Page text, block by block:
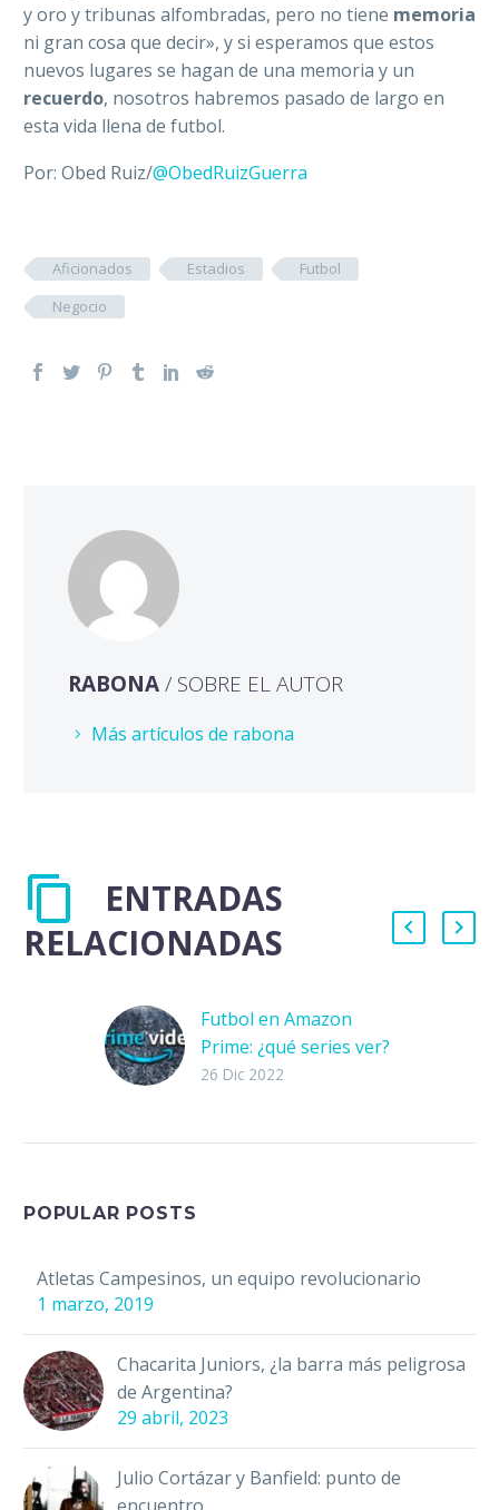
y oro y tribunas alfombradas, pero no tiene memoria
ni gran cosa que decir», y si esperamos que estos
nuevos lugares se hagan de una memoria y un
recuerdo, nosotros habremos pasado de largo en
esta vida llena de futbol.
Por: Obed Ruiz/@ObedRuizGuerra
Aficionados Estadios
Futbol
Negocio
RABONA/ SOBRE EL AUTOR
Más artículos de rabona
ENTRADAS
RELACIONADAS
Futbol en Amazon
Prime: ¿qué series ver?
Con pasos
26 Dic 2022
POPULAR POSTS
Atletas Campesinos, un equipo revolucionario
1 marzo, 2019
Chacarita Juniors, ¿la barra más peligrosa
de Argentina?
29 abril, 2023
Julio Cortázar y Banfield: punto de